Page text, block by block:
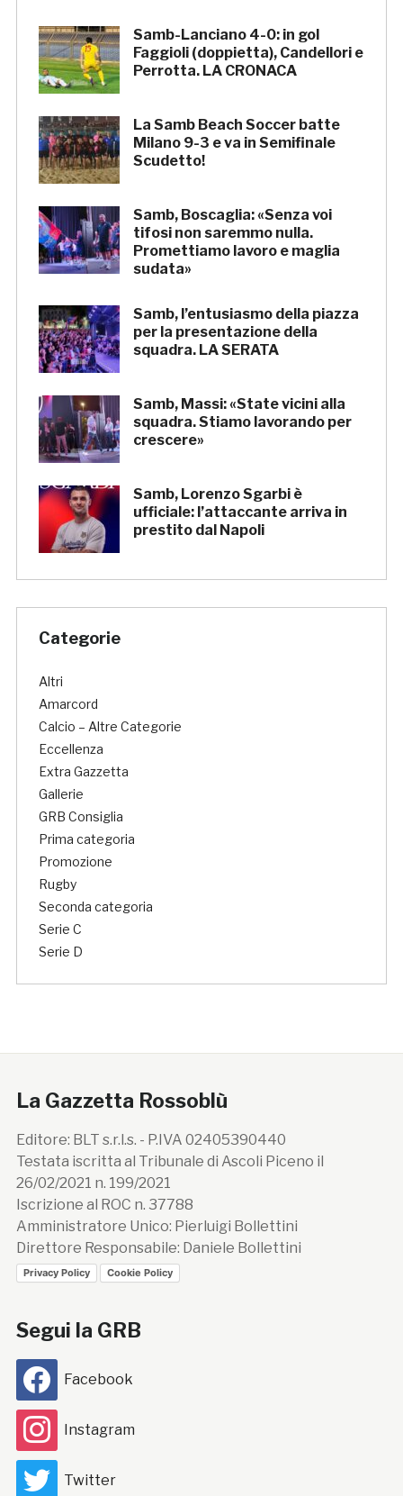
Samb-Lanciano 4-0: in gol
Faggioli (doppietta), Candellori e
Perrotta. LA CRONACA
La Samb Beach Soccer batte
Milano 9-3 e va in Semifinale
Scudetto!
Samb, Boscaglia: «Senza voi
tifosi non saremmo nulla.
Promettiamo lavoro e maglia
sudata»
Samb, l’entusiasmo della piazza
per la presentazione della
squadra. LA SERATA
Samb, Massi: «State vicini alla
squadra. Stiamo lavorando per
crescere»
Samb, Lorenzo Sgarbi è
ufficiale: l’attaccante arriva in
prestito dal Napoli
Categorie
Altri
Amarcord
Calcio – Altre Categorie
Eccellenza
Extra Gazzetta
Gallerie
GRB Consiglia
Prima categoria
Promozione
Rugby
Seconda categoria
Serie C
Serie D
La Gazzetta Rossoblù
Editore: BLT s.r.l.s. - P.IVA 02405390440
Testata iscritta al Tribunale di Ascoli Piceno il
26/02/2021 n. 199/2021
Iscrizione al ROC n. 37788
Amministratore Unico: Pierluigi Bollettini
Direttore Responsabile: Daniele Bollettini
Privacy Policy Cookie Policy
Segui la GRB
Facebook
Instagram
Twitter